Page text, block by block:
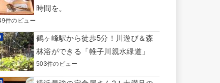
時間を。
件のビュー
鶴ヶ峰駅から徒歩5分！川遊び＆森
林浴ができる「帷子川親水緑道」
503件のビュー